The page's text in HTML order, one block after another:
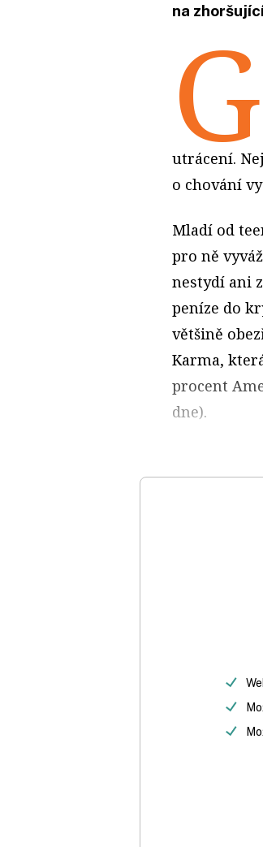
na
G
utrácení.
o chování
Mladí od
pro ně
nestydí ani
peníze do
většině
Karma,
procent
dne).